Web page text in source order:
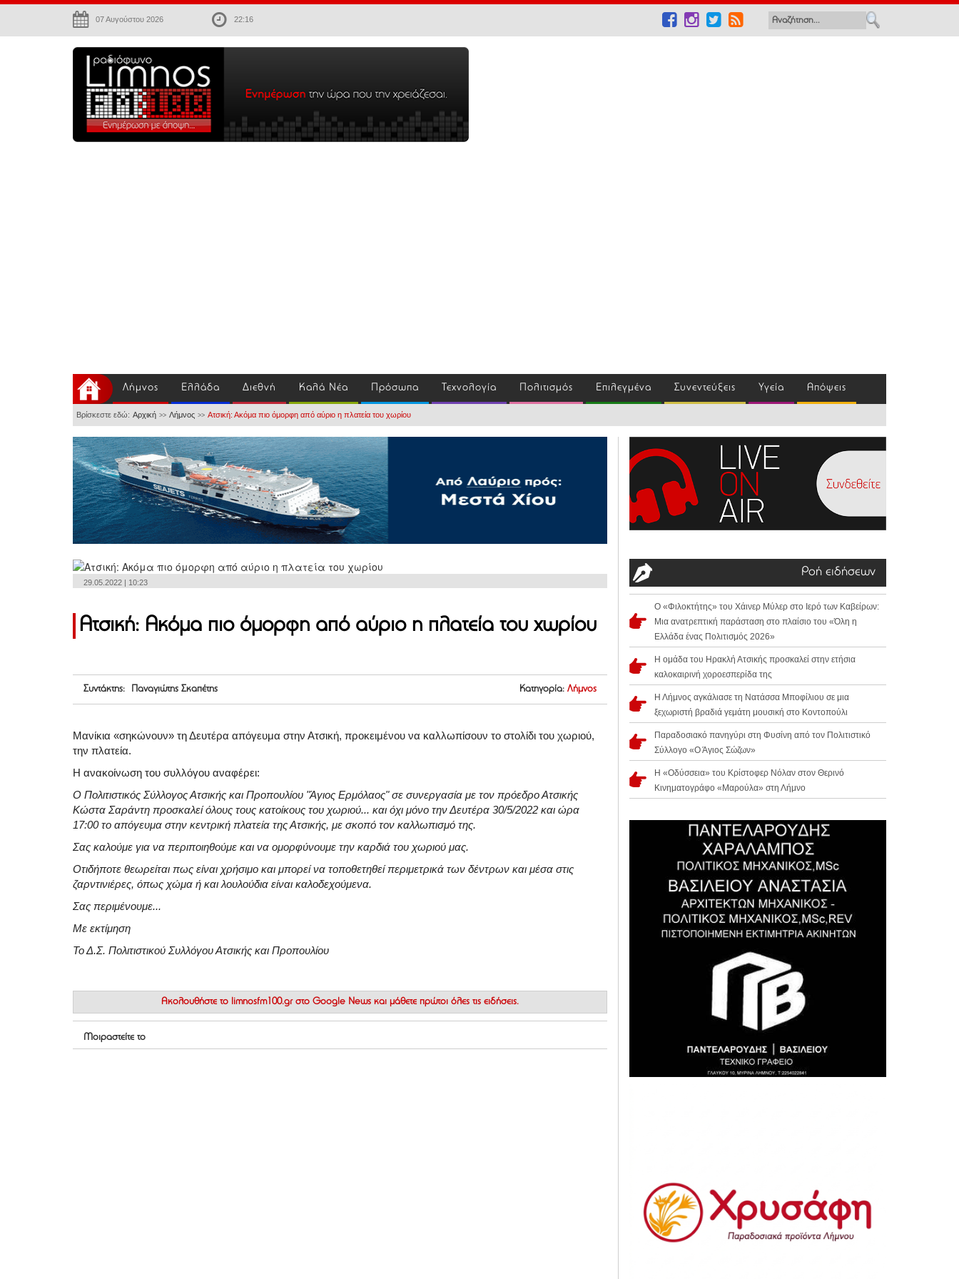
07 Αυγούστου 2026 22:16
Λήμνος Ελλάδα Διεθνή Καλά Νέα Πρόσωπα Τεχνολογία Πολιτισμός Επιλεγμένα Συνεντεύξεις Υγεία Απόψεις
Βρίσκεστε εδώ: Αρχική >> Λήμνος >> Ατσική: Ακόμα πιο όμορφη από αύριο η πλατεία του χωρίου
29.05.2022 | 10:23
Ατσική: Ακόμα πιο όμορφη από αύριο η πλατεία του χωρίου
Συντάκτης: Παναγιώτης Σκαπέτης Κατηγορία: Λήμνος
Μανίκια «σηκώνουν» τη Δευτέρα απόγευμα στην Ατσική, προκειμένου να καλλωπίσουν το στολίδι του χωριού,
την πλατεία.
Η ανακοίνωση του συλλόγου αναφέρει:
Ο Πολιτιστικός Σύλλογος Ατσικής και Προπουλίου "Άγιος Ερμόλαος" σε συνεργασία με τον πρόεδρο Ατσικής
Κώστα Σαράντη προσκαλεί όλους τους κατοίκους του χωριού... και όχι μόνο την Δευτέρα 30/5/2022 και ώρα
17:00 το απόγευμα στην κεντρική πλατεία της Ατσικής, με σκοπό τον καλλωπισμό της.
Σας καλούμε για να περιποιηθούμε και να ομορφύνουμε την καρδιά του χωριού μας.
Οτιδήποτε θεωρείται πως είναι χρήσιμο και μπορεί να τοποθετηθεί περιμετρικά των δέντρων και μέσα στις
ζαρντινιέρες, όπως χώμα ή και λουλούδια είναι καλοδεχούμενα.
Σας περιμένουμε...
Με εκτίμηση
Το Δ.Σ. Πολιτιστικού Συλλόγου Ατσικής και Προπουλίου
Ακολουθήστε το limnosfm100.gr στο Google News και μάθετε πρώτοι όλες τις ειδήσεις.
Μοιραστείτε το
Ροή ειδήσεων
Ο «Φιλοκτήτης» του Χάινερ Μύλερ στο Ιερό των Καβείρων:
Μια ανατρεπτική παράσταση στο πλαίσιο του «Όλη η
Ελλάδα ένας Πολιτισμός 2026»
Η ομάδα του Ηρακλή Ατσικής προσκαλεί στην ετήσια
καλοκαιρινή χοροεσπερίδα της
Η Λήμνος αγκάλιασε τη Νατάσσα Μποφίλιου σε μια
ξεχωριστή βραδιά γεμάτη μουσική στο Κοντοπούλι
Παραδοσιακό πανηγύρι στη Φυσίνη από τον Πολιτιστικό
Σύλλογο «Ο Άγιος Σώζων»
Η «Οδύσσεια» του Κρίστοφερ Νόλαν στον Θερινό
Κινηματογράφο «Μαρούλα» στη Λήμνο